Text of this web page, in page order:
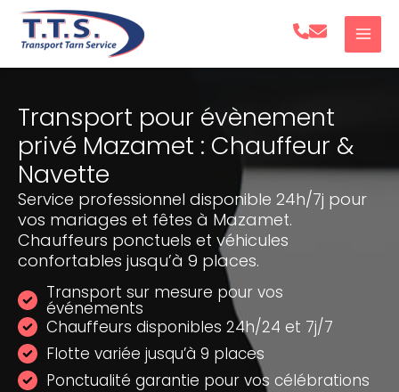
Aller
Transport pour évènement
privé Mazamet : Chauffeur &
Navette
Service professionnel disponible 24h/7j pour
vos mariages et fêtes à Mazamet.
Chauffeurs ponctuels et véhicules
confortables jusqu’à 9 places.
Transport sur mesure pour vos
événements
Chauffeurs disponibles 24h/24 et 7j/7
Flotte variée jusqu’à 9 places
Ponctualité garantie pour vos célébrations